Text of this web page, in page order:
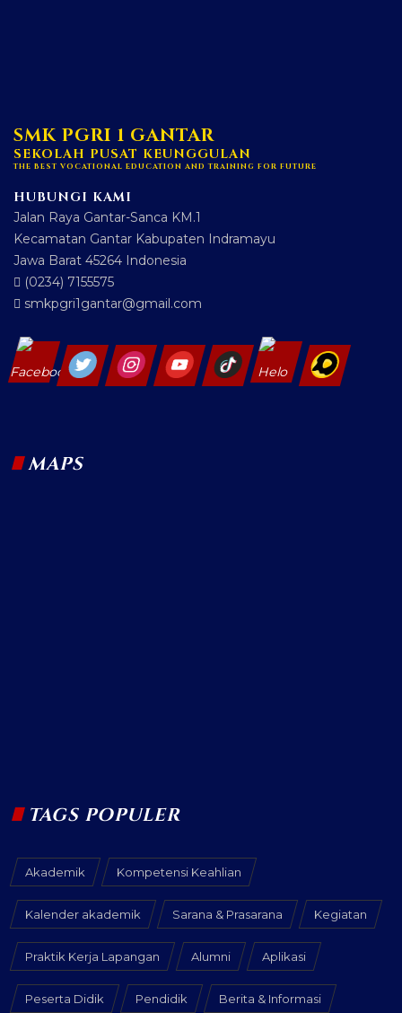
SMK PGRI 1 GANTAR
SEKOLAH PUSAT KEUNGGULAN
THE BEST VOCATIONAL EDUCATION AND TRAINING FOR FUTURE
HUBUNGI KAMI
Jalan Raya Gantar-Sanca KM.1
Kecamatan Gantar Kabupaten Indramayu
Jawa Barat 45264 Indonesia
(0234) 7155575
smkpgri1gantar@gmail.com
MAPS
TAGS POPULER
Akademik Kompetensi Keahlian
Kalender akademik Sarana & Prasarana Kegiatan
Praktik Kerja Lapangan Alumni Aplikasi
Peserta Didik Pendidik Berita & Informasi